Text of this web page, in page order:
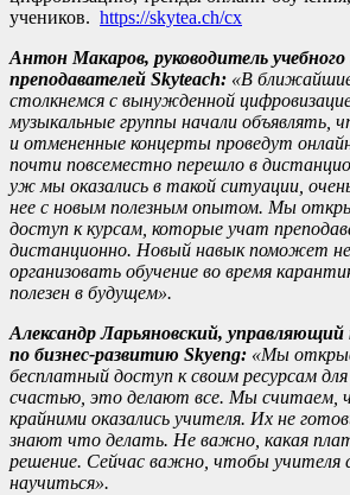
учеников. https://skytea.ch/cx
Антон Макаров, руководитель
преподавателей Skyteach: «В
столкнемся с вынужденной
музыкальные группы начали объявлять,
и отмененные концерты проведут
почти повсеместно перешло в
уж мы оказались в такой ситуации,
нее с новым полезным опытом. Мы
доступ к курсам, которые учат
дистанционно. Новый навык поможет
организовать обучение во время
полезен в будущем».
Александр Ларьяновский,
по бизнес-развитию Skyeng: «Мы
бесплатный доступ к своим ресурсам для
счастью, это делают все. Мы считаем,
крайними оказались учителя. Их не
знают что делать. Не важно, какая
решение. Сейчас важно, чтобы учителя
научиться».